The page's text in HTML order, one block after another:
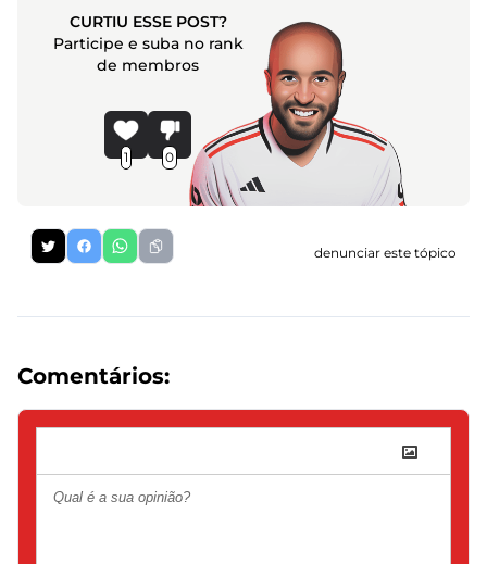
CURTIU ESSE POST?
Participe e suba no rank
de membros
1 0
denunciar este tópico
Comentários: